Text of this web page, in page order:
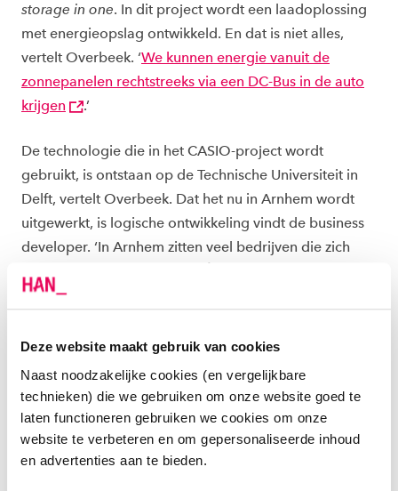
Deze website maakt gebruik van cookies
Naast noodzakelijke cookies (en vergelijkbare
technieken) die we gebruiken om onze website goed te
laten functioneren gebruiken we cookies om onze
website te verbeteren en om gepersonaliseerde inhoud
en advertenties aan te bieden.
storage in one. In dit project wordt een laadoplossing
met energieopslag ontwikkeld. En dat is niet alles,
vertelt Overbeek. ‘We kunnen energie vanuit de
zonnepanelen rechtstreeks via een DC-Bus in de auto
krijgen
.’
De technologie die in het CASIO-project wordt
gebruikt, is ontstaan op de Technische Universiteit in
Delft, vertelt Overbeek. Dat het nu in Arnhem wordt
uitgewerkt, is logische ontwikkeling vindt de business
developer. ‘In Arnhem zitten veel bedrijven die zich
hogeschool die op dit vlak veel kan betekenen.’
SAMENWERKING MET DE HAN
Venema E-mobility werkt samen met de HAN aan het
CASIO-project. Het bedrijf kwam in contact met het
Lectoraat Meet- en Regeltechniek van de Hogeschool
van Arnhem en Nijmegen (HAN), een